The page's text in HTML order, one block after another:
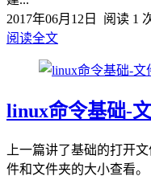
2017年06月12日
阅读 1
阅读全文
linux命令基础-
上一篇讲了基础的打开
件和文件夹的大小查看